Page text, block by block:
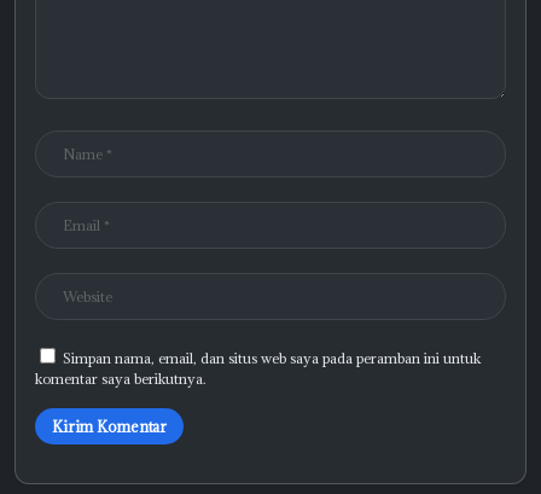
Simpan nama, email, dan situs web saya pada peramban ini untuk
komentar saya berikutnya.